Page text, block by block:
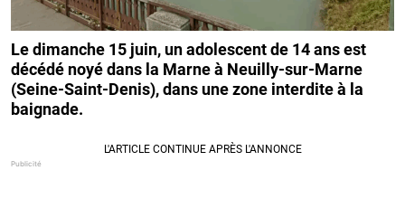
Le dimanche 15 juin, un adolescent de 14 ans est
décédé noyé dans la Marne à Neuilly‑sur‑Marne
(Seine‑Saint‑Denis), dans une zone interdite à la
baignade.